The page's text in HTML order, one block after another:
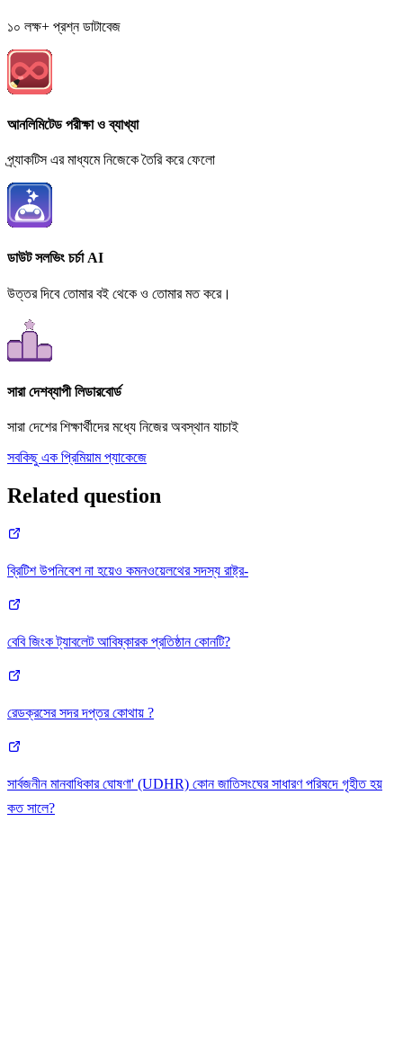
১০ লক্ষ+ প্রশ্ন ডাটাবেজ
আনলিমিটেড পরীক্ষা ও ব্যাখ্যা
প্র্যাকটিস এর মাধ্যমে নিজেকে তৈরি করে ফেলো
ডাউট সলভিং চর্চা AI
উত্তর দিবে তোমার বই থেকে ও তোমার মত করে।
সারা দেশব্যাপী লিডারবোর্ড
সারা দেশের শিক্ষার্থীদের মধ্যে নিজের অবস্থান যাচাই
সবকিছু এক প্রিমিয়াম প্যাকেজে
Related question
ব্রিটিশ উপনিবেশ না হয়েও কমনওয়েলথের সদস্য রাষ্ট্র-
বেবি জিংক ট্যাবলেট আবিষ্কারক প্রতিষ্ঠান কোনটি?
রেডক্রসের সদর দপ্তর কোথায় ?
সার্বজনীন মানবাধিকার ঘোষণা' (UDHR) কোন জাতিসংঘের সাধারণ পরিষদে গৃহীত হয়
কত সালে?